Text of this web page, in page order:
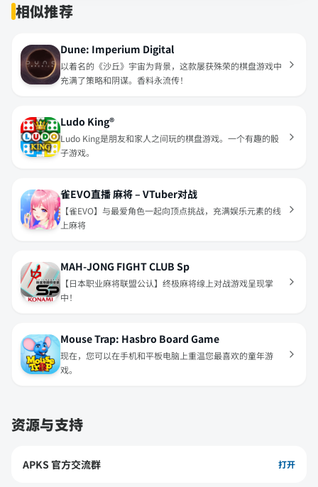
相似推荐
Dune: Imperium Digital
以着名的《沙丘》宇宙为背景，这款屡获殊荣的棋盘游戏中
充满了策略和阴谋。香料永流传！
Ludo King®
Ludo King是朋友和家人之间玩的棋盘游戏。一个有趣的骰
子游戏。
雀EVO直播 麻将 – VTuber对战
【雀EVO】与最爱角色一起向顶点挑战，充满娱乐元素的线
上麻将
MAH-JONG FIGHT CLUB Sp
【日本职业麻将联盟公认】终极麻将缐上对战游戏呈现掌
中！
Mouse Trap: Hasbro Board Game
现在，您可以在手机和平板电脑上重温您最喜欢的童年游
戏。
资源与支持
APKS 官方交流群 打开